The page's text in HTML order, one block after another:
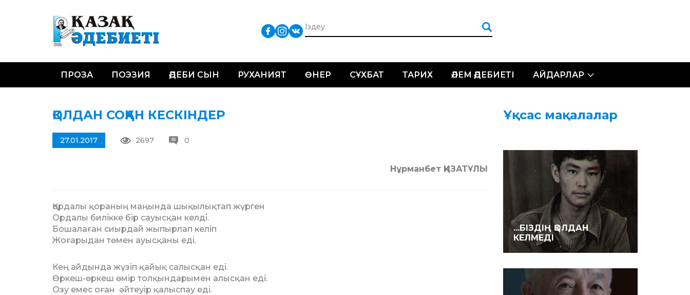
ПРОЗА ПОЭЗИЯ ӘДЕБИ СЫН РУХАНИЯТ ӨНЕР СҰХБАТ ТАРИХ ӘЛЕМ ӘДЕБИЕТІ АЙДАРЛАР
ҚОЛДАН СОҚҚАН КЕСКІНДЕР
27.01.2017 2697 0
Нұрманбет ҚИЗАТҰЛЫ
Қордалы қораның маңында шықылықтап жүрген
Ордалы билікке бір сауысқан келді.
Бошалаған сиырдай жыпырлап келіп
Жоғарыдан төмен ауысқаны еді.
Кең айдында жүзіп қайық салысқан еді.
Өркеш-өркеш өмір толқындарымен алысқан еді.
Озу емес оған әйтеуір қалыспау еді.
Ұқсас мақалалар
...БІЗДІҢ ҚОЛДАН
КЕЛМЕДІ